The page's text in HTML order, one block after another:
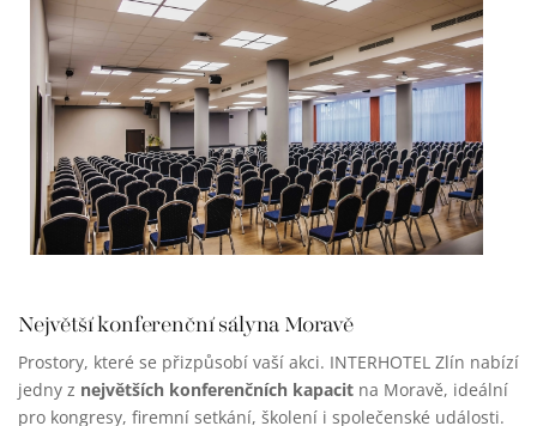
Největší konferenční sályna Moravě
Prostory, které se přizpůsobí vaší akci. INTERHOTEL Zlín nabízí
jedny z největších konferenčních kapacit na Moravě, ideální
pro kongresy, firemní setkání, školení i společenské události.